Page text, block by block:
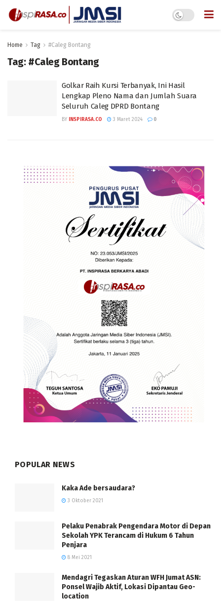
Home Tag #Caleg Bontang
Tag: #Caleg Bontang
Golkar Raih Kursi Terbanyak, Ini Hasil
Lengkap Pleno Nama dan Jumlah Suara
Seluruh Caleg DPRD Bontang
BY INSPIRASA.CO 3 Maret 2024 0
POPULAR NEWS
Kaka Ade bersaudara?
3 Oktober 2021
Pelaku Penabrak Pengendara Motor di Depan
Sekolah YPK Terancam di Hukum 6 Tahun
Penjara
8 Mei 2021
Mendagri Tegaskan Aturan WFH Jumat ASN:
Ponsel Wajib Aktif, Lokasi Dipantau Geo-
location